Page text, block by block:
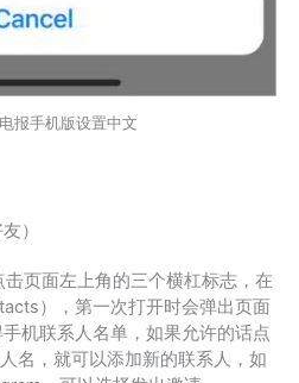
报手机版设置中文
）
页面左上角的三个横杠标志，在
），第一次打开时会弹出页面
机联系人名单，如果允许的话点
名，就可以添加新的联系人，如